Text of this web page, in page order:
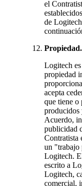
el
de
Propiedad.
Logitech
propiedad
acepta
que tiene o
producidos
Acuerdo,
publicidad
Contratista
un "trabajo
Logitech.
escrito a
Logitech,
comercial,